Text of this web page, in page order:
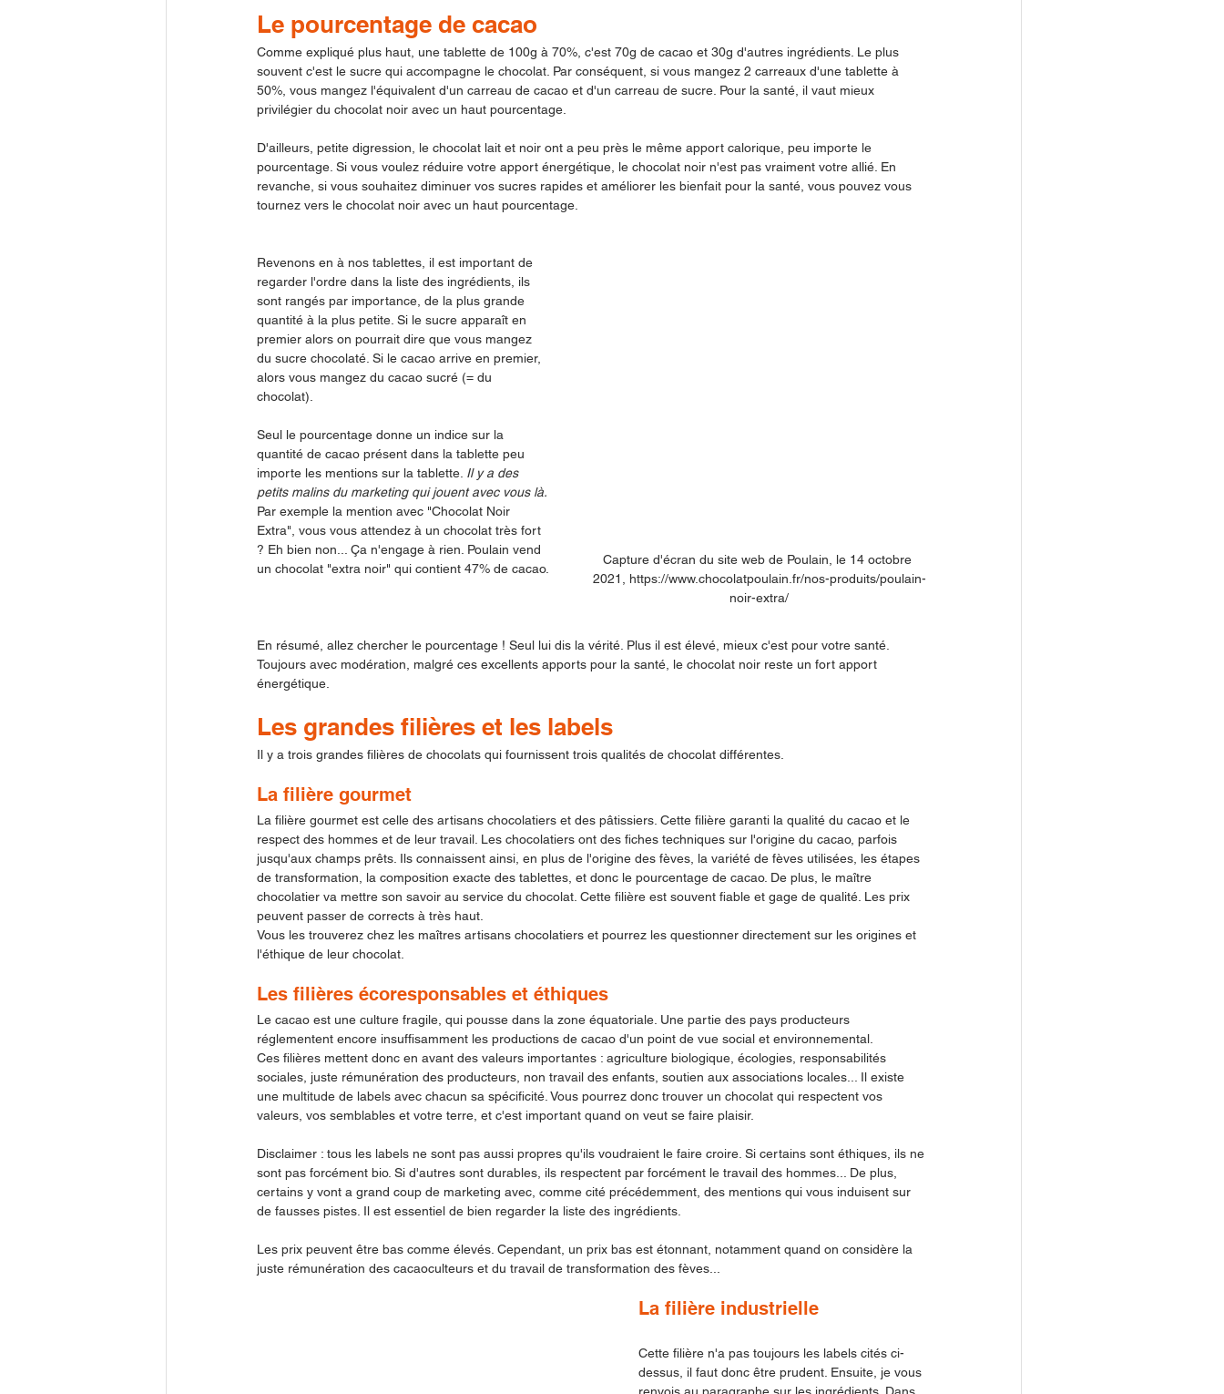
Le pourcentage de cacao
Comme expliqué plus haut, une tablette de 100g à 70%, c'est 70g de cacao et 30g d'autres ingrédients. Le plus
souvent c'est le sucre qui accompagne le chocolat. Par conséquent, si vous mangez 2 carreaux d'une tablette à
50%, vous mangez l'équivalent d'un carreau de cacao et d'un carreau de sucre. Pour la santé, il vaut mieux
privilégier du chocolat noir avec un haut pourcentage.
D'ailleurs, petite digression, le chocolat lait et noir ont a peu près le même apport calorique, peu importe le
pourcentage. Si vous voulez réduire votre apport énergétique, le chocolat noir n'est pas vraiment votre allié. En
revanche, si vous souhaitez diminuer vos sucres rapides et améliorer les bienfait pour la santé, vous pouvez vous
tournez vers le chocolat noir avec un haut pourcentage.
Capture d'écran du site web de Poulain, le 14 octobre
2021, https://www.chocolatpoulain.fr/nos-produits/poulain-
noir-extra/
Revenons en à nos tablettes, il est important de
regarder l'ordre dans la liste des ingrédients, ils
sont rangés par importance, de la plus grande
quantité à la plus petite. Si le sucre apparaît en
premier alors on pourrait dire que vous mangez
du sucre chocolaté. Si le cacao arrive en premier,
alors vous mangez du cacao sucré (= du
chocolat).
Seul le pourcentage donne un indice sur la
quantité de cacao présent dans la tablette peu
importe les mentions sur la tablette. Il y a des
petits malins du marketing qui jouent avec vous là.
Par exemple la mention avec "Chocolat Noir
Extra", vous vous attendez à un chocolat très fort
? Eh bien non... Ça n'engage à rien. Poulain vend
un chocolat "extra noir" qui contient 47% de cacao.
En résumé, allez chercher le pourcentage ! Seul lui dis la vérité. Plus il est élevé, mieux c'est pour votre santé.
Toujours avec modération, malgré ces excellents apports pour la santé, le chocolat noir reste un fort apport
énergétique.
Les grandes filières et les labels
Il y a trois grandes filières de chocolats qui fournissent trois qualités de chocolat différentes.
La filière gourmet
La filière gourmet est celle des artisans chocolatiers et des pâtissiers. Cette filière garanti la qualité du cacao et le
respect des hommes et de leur travail. Les chocolatiers ont des fiches techniques sur l'origine du cacao, parfois
jusqu'aux champs prêts. Ils connaissent ainsi, en plus de l'origine des fèves, la variété de fèves utilisées, les étapes
de transformation, la composition exacte des tablettes, et donc le pourcentage de cacao. De plus, le maître
chocolatier va mettre son savoir au service du chocolat. Cette filière est souvent fiable et gage de qualité. Les prix
peuvent passer de corrects à très haut.
Vous les trouverez chez les maîtres artisans chocolatiers et pourrez les questionner directement sur les origines et
l'éthique de leur chocolat.
Les filières écoresponsables et éthiques
Le cacao est une culture fragile, qui pousse dans la zone équatoriale. Une partie des pays producteurs
réglementent encore insuffisamment les productions de cacao d'un point de vue social et environnemental.
Ces filières mettent donc en avant des valeurs importantes : agriculture biologique, écologies, responsabilités
sociales, juste rémunération des producteurs, non travail des enfants, soutien aux associations locales... Il existe
une multitude de labels avec chacun sa spécificité. Vous pourrez donc trouver un chocolat qui respectent vos
valeurs, vos semblables et votre terre, et c'est important quand on veut se faire plaisir.
Disclaimer : tous les labels ne sont pas aussi propres qu'ils voudraient le faire croire. Si certains sont éthiques, ils ne
sont pas forcément bio. Si d'autres sont durables, ils respectent par forcément le travail des hommes... De plus,
certains y vont a grand coup de marketing avec, comme cité précédemment, des mentions qui vous induisent sur
de fausses pistes. Il est essentiel de bien regarder la liste des ingrédients.
Les prix peuvent être bas comme élevés. Cependant, un prix bas est étonnant, notamment quand on considère la
juste rémunération des cacaoculteurs et du travail de transformation des fèves...
La filière industrielle
Cette filière n'a pas toujours les labels cités ci-
dessus, il faut donc être prudent. Ensuite, je vous